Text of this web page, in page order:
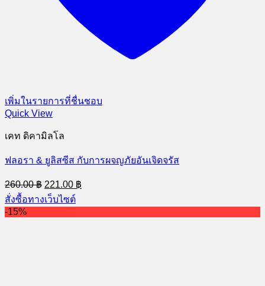
เพิ่มในรายการที่ชื่นชอบ
Quick View
เคท ดิคามิลโล
ฟลอรา & ยูลิสซีส กับการผจญภัยอันเจิดจรัส
260.00฿ Original
price
was:
260.00 ฿.
221.00 ฿
price
221.00 ฿.
สั่งซื้อทางเว็บไซต์
-15%